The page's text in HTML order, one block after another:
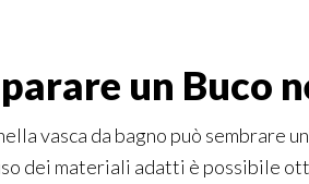
un Buco
vasca da bagno può sembrare
dei materiali adatti è possibile